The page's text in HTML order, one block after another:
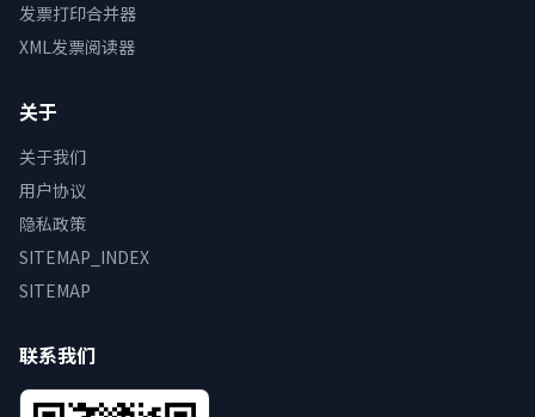
发票打印合并器
XML发票阅读器
关于
关于我们
用户协议
隐私政策
SITEMAP_INDEX
SITEMAP
联系我们